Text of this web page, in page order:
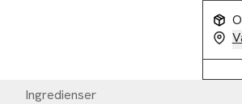
Ingredienser